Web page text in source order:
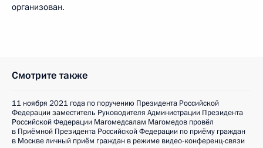
организован.
Смотрите также
11 ноября 2021 года по поручению Президента Российской
Федерации заместитель Руководителя Администрации Президента
Российской Федерации Магомедсалам Магомедов провёл
в Приёмной Президента Российской Федерации по приёму граждан
в Москве личный приём граждан в режиме видео-конференц-связи